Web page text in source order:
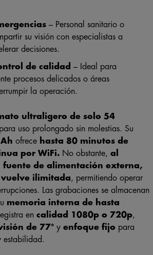
– Personal sanitario o
su visión con especialistas a
decisiones.
de calidad – Ideal para
procesos delicados o áreas
la operación.
ultraligero de solo 54
uso prolongado sin molestias. Su
ofrecehasta 80 minutos de
por WiFi.No obstante, al
fuente de alimentación externa,
ilimitada, permitiendo operar
Las grabaciones se almacenan
memoria interna de hasta
en calidad 1080p o 720p,
de 77°y enfoque fijo para
estabilidad.